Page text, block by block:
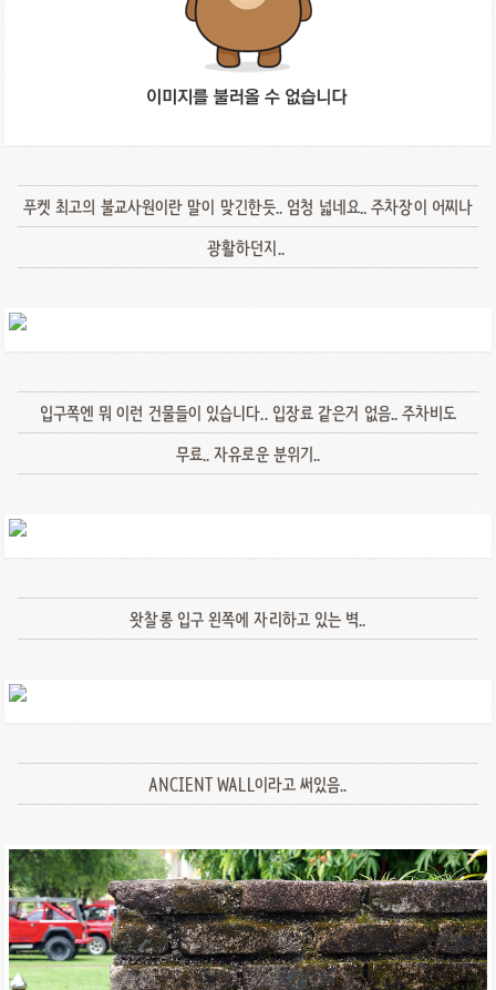
푸켓 최고의 불교사원이란 말이 맞긴한듯.. 엄청 넓네요.. 주차장이 어찌나
광활하던지..
입구쪽엔 뭐 이런 건물들이 있습니다.. 입장료 같은거 없음.. 주차비도
무료.. 자유로운 분위기..
왓찰롱 입구 왼쪽에 자리하고 있는 벽..
ANCIENT WALL이라고 써있음..